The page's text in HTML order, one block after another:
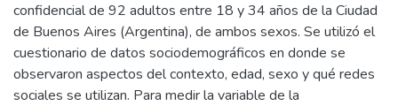
confidencial de 92 adultos entre 18 y 34 años de la Ciudad
de Buenos Aires (Argentina), de ambos sexos. Se utilizó el
cuestionario de datos sociodemográficos en donde se
observaron aspectos del contexto, edad, sexo y qué redes
sociales se utilizan. Para medir la variable de la